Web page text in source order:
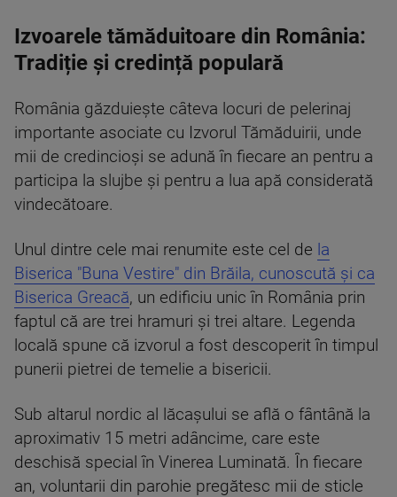
Izvoarele tămăduitoare din România:
Tradiție și credință populară
România găzduiește câteva locuri de pelerinaj
importante asociate cu Izvorul Tămăduirii, unde
mii de credincioși se adună în fiecare an pentru a
participa la slujbe și pentru a lua apă considerată
vindecătoare.
Unul dintre cele mai renumite este cel de la
Biserica "Buna Vestire" din Brăila, cunoscută și ca
Biserica Greacă, un edificiu unic în România prin
faptul că are trei hramuri și trei altare. Legenda
locală spune că izvorul a fost descoperit în timpul
punerii pietrei de temelie a bisericii.
Sub altarul nordic al lăcașului se află o fântână la
aproximativ 15 metri adâncime, care este
deschisă special în Vinerea Luminată. În fiecare
an, voluntarii din parohie pregătesc mii de sticle